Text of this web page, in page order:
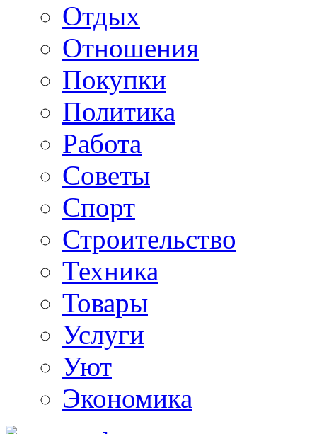
Отдых
Отношения
Покупки
Политика
Работа
Советы
Спорт
Строительство
Техника
Товары
Услуги
Уют
Экономика